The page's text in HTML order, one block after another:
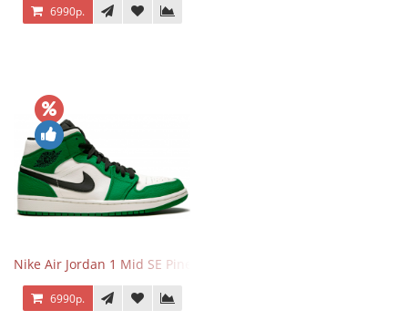
6990р.
Nike Air Jordan 1 Mid SE Pine Green
6990р.